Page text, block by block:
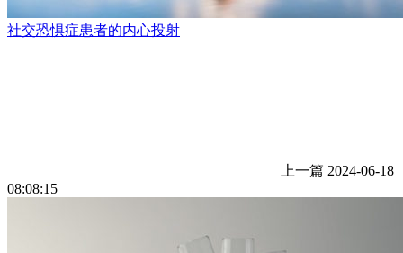
社交恐惧症患者的内心投射
上一篇 2024-06-18
08:08:15